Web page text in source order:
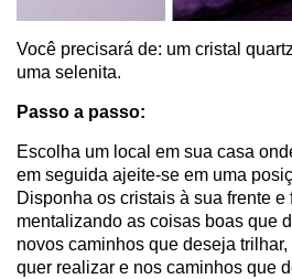
Você precisará de: um cristal
uma selenita.
Passo a passo:
Escolha um local em sua casa
em seguida ajeite-se em uma
Disponha os cristais à sua frente
mentalizando as coisas boas que
novos caminhos que deseja
quer realizar e nos caminhos que